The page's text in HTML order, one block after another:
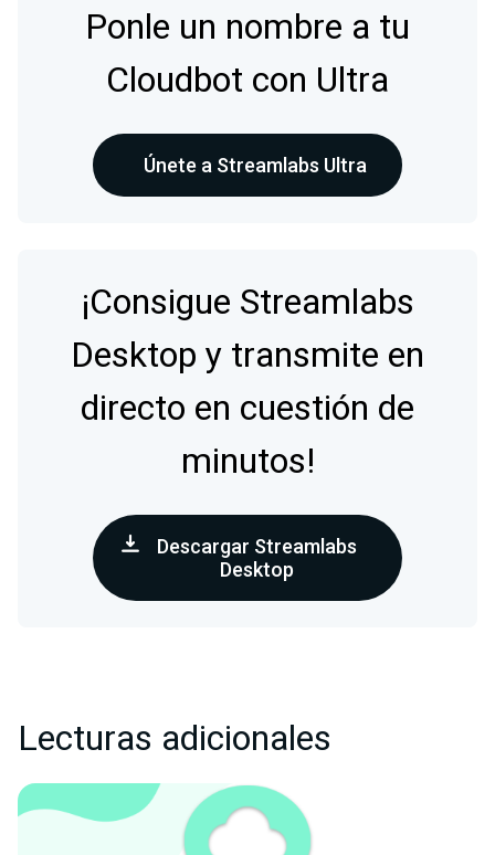
Ponle un nombre a tu
Cloudbot con Ultra
Únete a Streamlabs Ultra
¡Consigue Streamlabs
Desktop y transmite en
directo en cuestión de
minutos!
Descargar Streamlabs
Desktop
Lecturas adicionales